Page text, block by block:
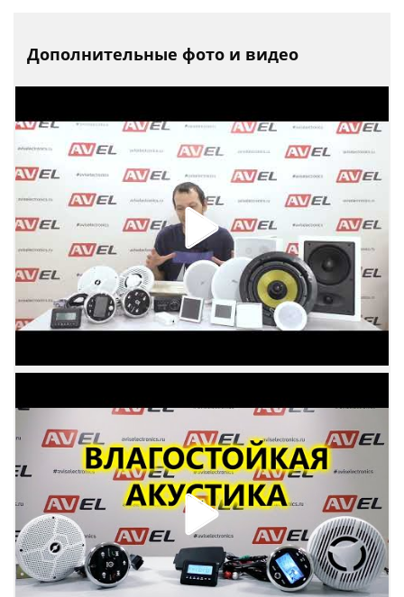
Дополнительные фото и видео